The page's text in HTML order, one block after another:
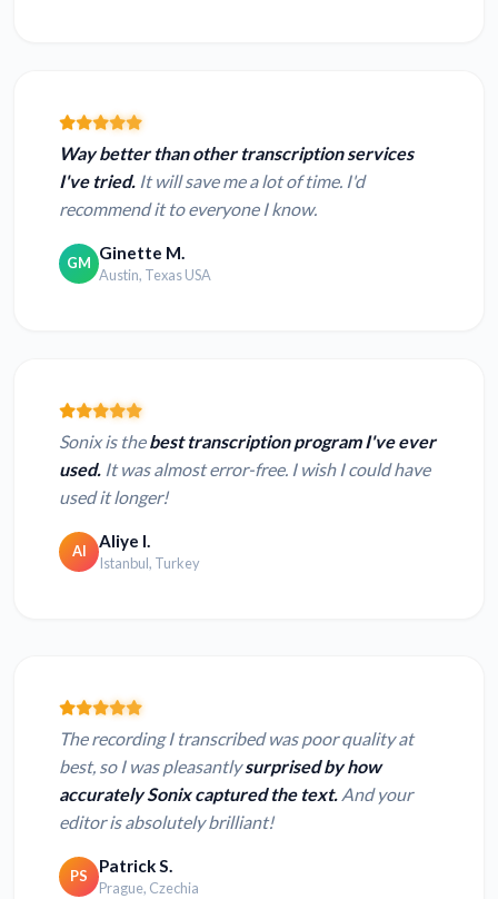
Way better than other transcription services
I've tried. It will save me a lot of time. I'd
recommend it to everyone I know.
GM Ginette M.
Austin, Texas USA
Sonix is thebest transcription program I've ever
used. It was almost error-free. I wish I could have
used it longer!
AI Aliye I.
Istanbul, Turkey
The recording I transcribed was poor quality at
best, so I was pleasantlysurprised by how
accurately Sonix captured the text. And your
editor is absolutely brilliant!
PS Patrick S.
Prague, Czechia